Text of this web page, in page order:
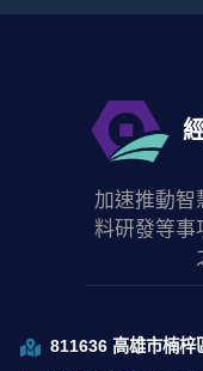
加速推動智
料研發等事
811636 高雄市楠梓